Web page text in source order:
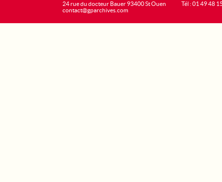
24 rue du docteur Bauer 93400 St Ouen
contact@gparchives.com
Tél : 01 49 48